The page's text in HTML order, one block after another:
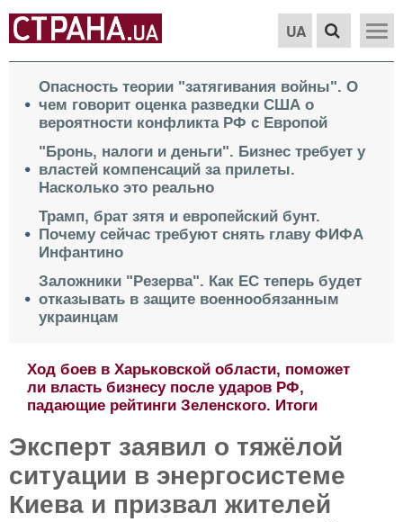
UA
Опасность теории "затягивания войны". О
чем говорит оценка разведки США о
вероятности конфликта РФ с Европой
"Бронь, налоги и деньги". Бизнес требует у
властей компенсаций за прилеты.
Насколько это реально
Трамп, брат зятя и европейский бунт.
Почему сейчас требуют снять главу ФИФА
Инфантино
Заложники "Резерва". Как ЕС теперь будет
отказывать в защите военнообязанным
украинцам
От роста цен до пустых полок. Чем опасны
участившиеся удары по украинским торговым
сетям
Эксперт заявил о тяжёлой
ситуации в энергосистеме
Киева и призвал жителей